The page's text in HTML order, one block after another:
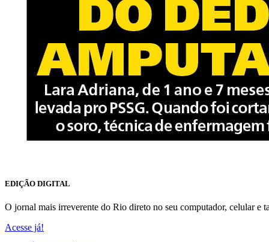
EDIÇÃO DIGITAL
O jornal mais irreverente do Rio direto no seu computador, celular e
Acesse já!